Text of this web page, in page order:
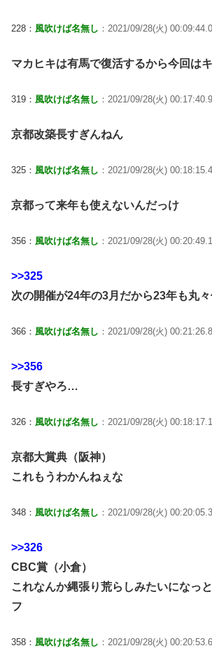
228： 風吹けば名無し ：2021/09/28(火)
マカヒキは有馬で復活するから今回は
319： 風吹けば名無し ：2021/09/28(火)
京都改築長すぎんねん
325： 風吹けば名無し ：2021/09/28(火)
京都って来年も使えないんだっけ
356： 風吹けば名無し ：2021/09/28(火)
>>325
次の開催が24年の3月だから23年も丸
366： 風吹けば名無し ：2021/09/28(火)
>>356
長すぎやろ…
326： 風吹けば名無し ：2021/09/28(火)
京都大賞典（阪神）
これもうわかんねぇな
348： 風吹けば名無し ：2021/09/28(火)
>>326
CBC賞（小倉）
これなんか縄張り荒らしみたいになっ
フ
358： 風吹けば名無し ：2021/09/28(火)